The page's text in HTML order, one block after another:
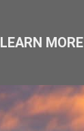
LEARN MORE